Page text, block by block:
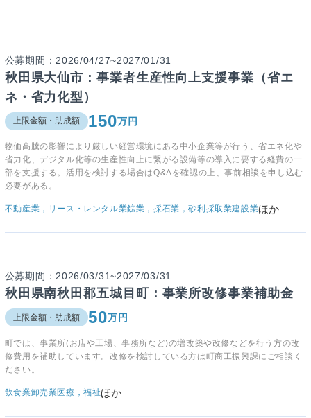
公募期間：2026/04/27~2027/01/31
秋田県大仙市：事業者生産性向上支援事業（省エ
ネ・省力化型）
上限金額・助成額 150万円
物価高騰の影響により厳しい経営環境にある中小企業等が行う、省エネ化や
省力化、デジタル化等の生産性向上に繋がる設備等の導入に要する経費の一
部を支援する。活用を検討する場合はQ&Aを確認の上、事前相談を申し込む
必要がある。
不動産業，リース・レンタル業鉱業，採石業，砂利採取業建設業ほか
公募期間：2026/03/31~2027/03/31
秋田県南秋田郡五城目町：事業所改修事業補助金
上限金額・助成額 50万円
町では、事業所(お店や工場、事務所など)の増改築や改修などを行う方の改
修費用を補助しています。改修を検討している方は町商工振興課にご相談く
ださい。
飲食業卸売業医療，福祉ほか